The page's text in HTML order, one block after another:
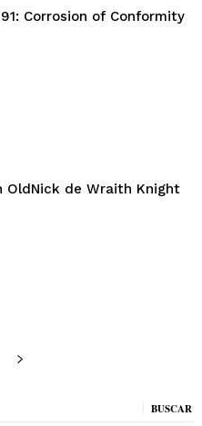
Corrosion of Conformity
OldNick de Wraith Knight